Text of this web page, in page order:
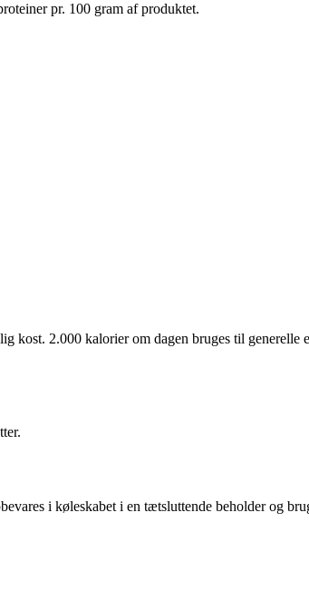
pr. 100 gram af produktet.
kost. 2.000 kalorier om dagen bruges til generelle
i køleskabet i en tætsluttende beholder og